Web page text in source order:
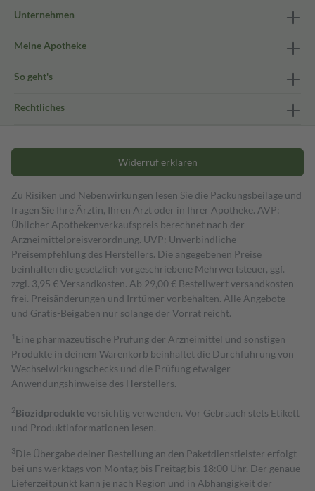
Unternehmen
Meine Apotheke
So geht's
Rechtliches
Widerruf erklären
Zu Risiken und Nebenwirkungen lesen Sie die Packungsbeilage und
fragen Sie Ihre Ärztin, Ihren Arzt oder in Ihrer Apotheke. AVP:
Üblicher Apothekenverkaufspreis berechnet nach der
Arzneimittelpreisverordnung. UVP: Unverbindliche
Preisempfehlung des Herstellers. Die angegebenen Preise
beinhalten die gesetzlich vorgeschriebene Mehrwertsteuer, ggf.
zzgl. 3,95 € Versandkosten. Ab 29,00 € Bestell­wert versand­kosten­
frei. Preisänderungen und Irrtümer vorbehalten. Alle Angebote
und Gratis-Beigaben nur solange der Vorrat reicht.
1 Eine pharmazeutische Prüfung der Arzneimittel und sonstigen
Produkte in deinem Warenkorb beinhaltet die Durchführung von
Wechselwirkungschecks und die Prüfung etwaiger
Anwendungshinweise des Herstellers.
2Biozidproduktevorsichtig verwenden. Vor Gebrauch stets Etikett
und Produktinformationen lesen.
3Die Übergabe deiner Bestellung an den Paketdienstleister erfolgt
bei uns werktags von Montag bis Freitag bis 18:00 Uhr. Der genaue
Lieferzeitpunkt kann je nach Region und in Abhängigkeit der